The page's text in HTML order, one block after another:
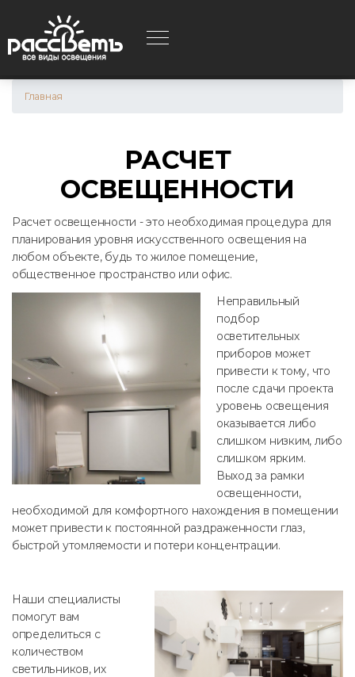
Главная
РАСЧЕТ
ОСВЕЩЕННОСТИ
Расчет освещенности - это необходимая процедура для
планирования уровня искусственного освещения на
любом объекте, будь то жилое помещение,
общественное пространство или офис.
Неправильный
подбор
осветительных
приборов может
привести к тому, что
после сдачи проекта
уровень освещения
оказывается либо
слишком низким, либо
слишком ярким.
Выход за рамки
освещенности,
необходимой для комфортного нахождения в помещении
может привести к постоянной раздраженности глаз,
быстрой утомляемости и потери концентрации.
Наши специалисты
помогут вам
определиться с
количеством
светильников, их